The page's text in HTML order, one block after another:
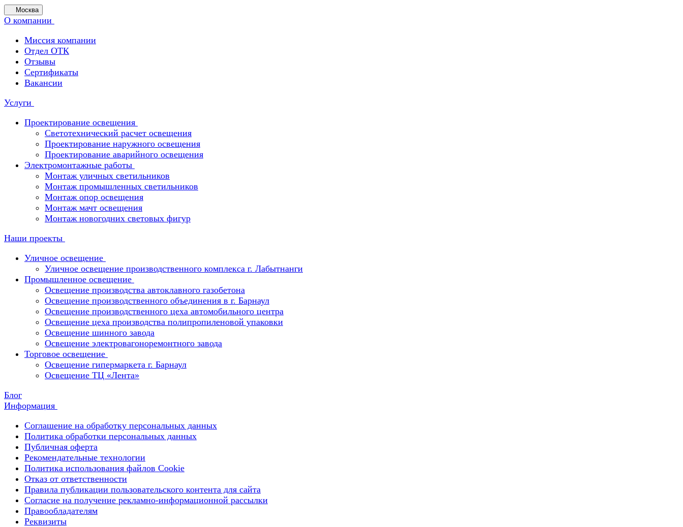
Москва
О компании
Миссия компании
Отдел ОТК
Отзывы
Сертификаты
Вакансии
Услуги
Проектирование освещения
Светотехнический расчет освещения
Проектирование наружного освещения
Проектирование аварийного освещения
Электромонтажные работы
Монтаж уличных светильников
Монтаж промышленных светильников
Монтаж опор освещения
Монтаж мачт освещения
Монтаж новогодних световых фигур
Наши проекты
Уличное освещение
Уличное освещение производственного комплекса г. Лабытнанги
Промышленное освещение
Освещение производства автоклавного газобетона
Освещение производственного объединения в г. Барнаул
Освещение производственного цеха автомобильного центра
Освещение цеха производства полипропиленовой упаковки
Освещение шинного завода
Освещение электровагоноремонтного завода
Торговое освещение
Освещение гипермаркета г. Барнаул
Освещение ТЦ «Лента»
Блог
Информация
Соглашение на обработку персональных данных
Политика обработки персональных данных
Публичная оферта
Рекомендательные технологии
Политика использования файлов Cookie
Отказ от ответственности
Правила публикации пользовательского контента для сайта
Согласие на получение рекламно-информационной рассылки
Правообладателям
Реквизиты